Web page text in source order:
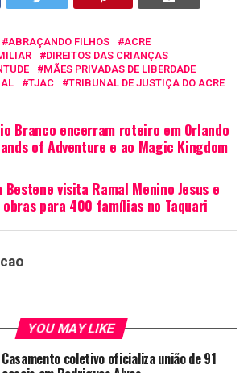
ABRAÇANDO FILHOS
ACRE
DIREITOS DAS CRIANÇAS
MÃES PRIVADAS DE LIBERDADE
TJAC TRIBUNAL DE JUSTIÇA DO ACRE
Branco encerram roteiro em Orlando
of Adventure e ao Magic Kingdom
visita Ramal Menino Jesus e
para 400 famílias no Taquari
YOU MAY LIKE
Casamento coletivo oficializa união de 91